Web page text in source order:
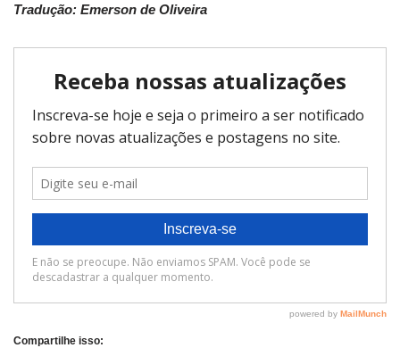
Tradução: Emerson de Oliveira
Compartilhe isso: